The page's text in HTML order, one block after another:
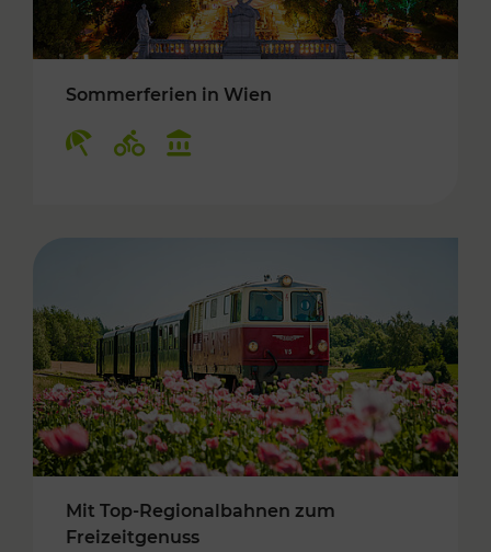
Sommerferien in Wien
Mit Top-Regionalbahnen zum
Freizeitgenuss